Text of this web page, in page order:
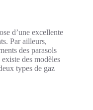
d’une excellente
Par ailleurs,
des parasols
des modèles
types de gaz